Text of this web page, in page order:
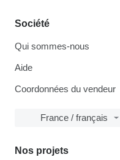
Société
Qui sommes-nous
Aide
Coordonnées du vendeur
France / français
Nos projets